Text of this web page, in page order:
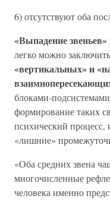
6) отсутствуют оба
«Выпадение
легко можно
«вертикальных» и
блоками-
формирование таких
психический процесс,
«лишние»
«Оба средних звена
многочисленные
человека именно